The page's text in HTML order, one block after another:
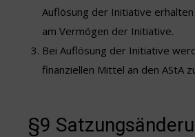
Auflösung der Initiative
am Vermögen der Initiative.
Bei Auflösung der Initiative
finanziellen Mittel an den AStA
§9